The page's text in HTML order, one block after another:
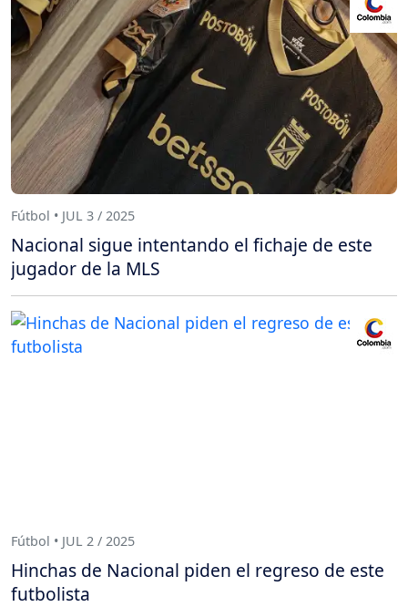
Fútbol • JUL 3 / 2025
Nacional sigue intentando el fichaje de este
jugador de la MLS
Fútbol • JUL 2 / 2025
Hinchas de Nacional piden el regreso de este
futbolista